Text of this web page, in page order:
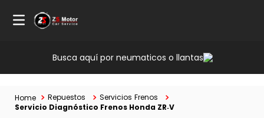
Busca aquí por neumaticos o llantas
Repuestos
Servicios Frenos
Servicio Diagnóstico Frenos Honda ZR‑V